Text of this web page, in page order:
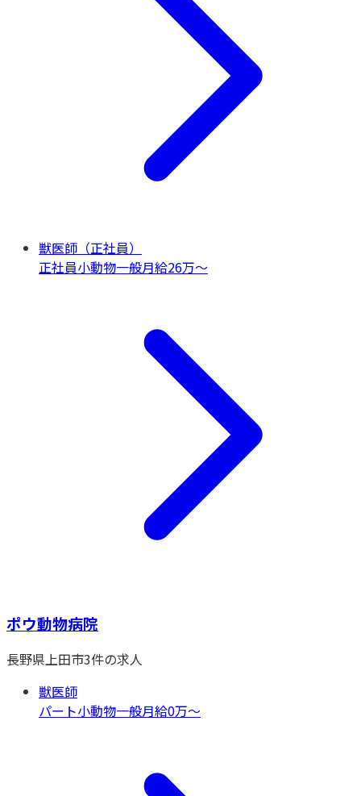
獣医師（正社員）
正社員小動物一般月給26万〜
ポウ動物病院
長野県 上田市3件の求人
獣医師
パート小動物一般月給0万〜